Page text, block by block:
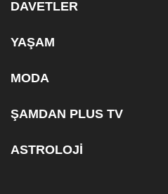
DAVETLER
YAŞAM
MODA
ŞAMDAN PLUS TV
ASTROLOJİ